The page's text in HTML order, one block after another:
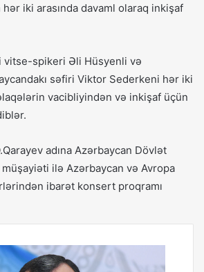
iki arasında davaml olaraq inkişaf
vitse-spikeri Əli Hüsyenli və
səfiri Viktor Sederkeni hər iki
vacibliyindən və inkişaf üçün
adına Azərbaycan Dövlət
ilə Azərbaycan və Avropa
ibarət konsert proqramı